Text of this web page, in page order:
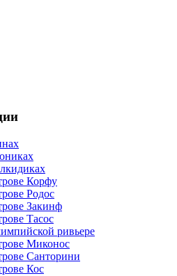
Корфу
Родос
Закинф
Тасос
ривьере
Миконос
Санторини
Кос